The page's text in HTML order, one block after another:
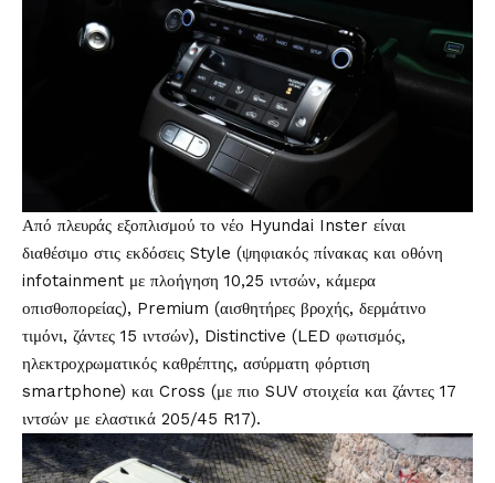
Από πλευράς εξοπλισμού το νέο Hyundai Inster είναι
διαθέσιμο στις εκδόσεις Style (ψηφιακός πίνακας και οθόνη
infotainment με πλοήγηση 10,25 ιντσών, κάμερα
οπισθοπορείας), Premium (αισθητήρες βροχής, δερμάτινο
τιμόνι, ζάντες 15 ιντσών), Distinctive (LED φωτισμός,
ηλεκτροχρωματικός καθρέπτης, ασύρματη φόρτιση
smartphone) και Cross (με πιο SUV στοιχεία και ζάντες 17
ιντσών με ελαστικά 205/45 R17).